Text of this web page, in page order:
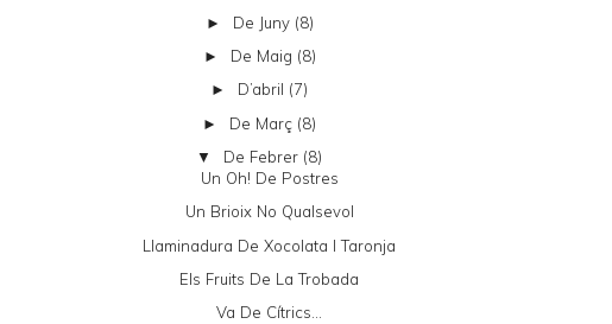
► De Juny (8)
► De Maig (8)
► D’abril (7)
► De Març (8)
▼ De Febrer (8)
Un Oh! De Postres
Un Brioix No Qualsevol
Llaminadura De Xocolata I Taronja
Els Fruits De La Trobada
Va De Cítrics...